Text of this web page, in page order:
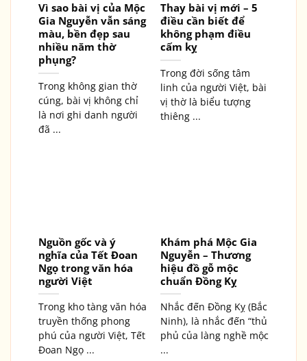
Vì sao bài vị của Mộc
Gia Nguyễn vẫn sáng
màu, bền đẹp sau
nhiều năm thờ
phụng?
Trong không gian thờ
cúng, bài vị không chỉ
là nơi ghi danh người
đã ...
Thay bài vị mới – 5
điều cần biết để
không phạm điều
cấm kỵ
Trong đời sống tâm
linh của người Việt, bài
vị thờ là biểu tượng
thiêng ...
Nguồn gốc và ý
nghĩa của Tết Đoan
Ngọ trong văn hóa
người Việt
Trong kho tàng văn hóa
truyền thống phong
phú của người Việt, Tết
Đoan Ngọ ...
Khám phá Mộc Gia
Nguyễn – Thương
hiệu đồ gỗ mộc
chuẩn Đồng Kỵ
Nhắc đến Đồng Kỵ (Bắc
Ninh), là nhắc đến “thủ
phủ của làng nghề mộc
...